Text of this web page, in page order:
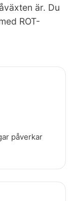
är. Du
ROT-
påverkar